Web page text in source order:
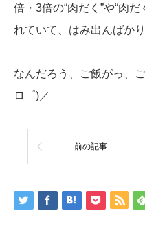
倍・3倍の“肉だく”や“肉
れていて、はみ出んばか
なんだろう、ご飯がっ、
ロ゜)／
前の記事